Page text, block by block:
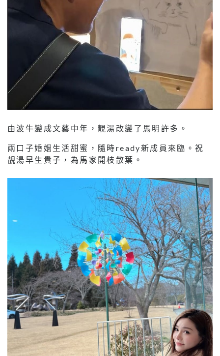
由波牛變成文藝中年，靚湯改變了馬明許多。
兩口子婚姻生活甜蜜，隨時ready新成員來臨。祝
靚湯早生貴子，為馬家開枝散葉。